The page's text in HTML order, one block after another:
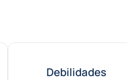
Debilidades